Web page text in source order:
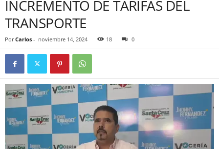
INCREMENTO DE TARIFAS DEL
TRANSPORTE
Por Carlos - noviembre 14, 2024 18 0